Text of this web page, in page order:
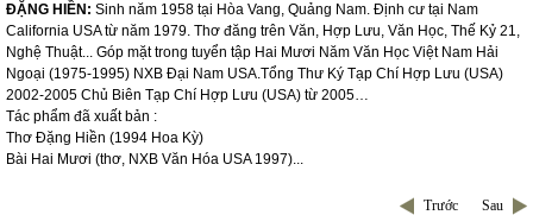
ĐẶNG HIỀN: Sinh năm 1958 tại Hòa Vang, Quảng Nam. Định cư tại Nam
California USA từ năm 1979. Thơ đăng trên Văn, Hợp Lưu, Văn Học, Thế Kỷ 21,
Nghệ Thuật... Góp mặt trong tuyển tập Hai Mươi Năm Văn Học Việt Nam Hải
Ngoại (1975-1995) NXB Đại Nam USA.Tổng Thư Ký Tạp Chí Hợp Lưu (USA)
2002-2005 Chủ Biên Tạp Chí Hợp Lưu (USA) từ 2005…
Tác phẩm đã xuất bản :
Thơ Đặng Hiền (1994 Hoa Kỳ)
Bài Hai Mươi (thơ, NXB Văn Hóa USA1997)...
Trước Sau